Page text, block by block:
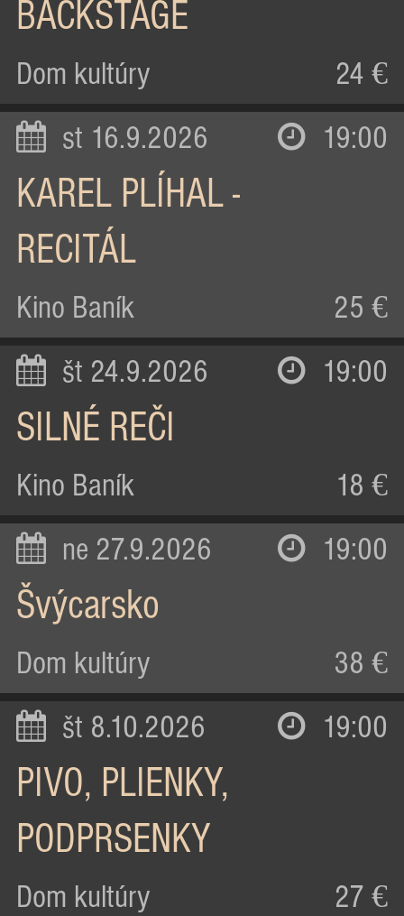
BACKSTAGE
Dom kultúry 24 €
st 16.9.2026 19:00
KAREL PLÍHAL -
RECITÁL
Kino Baník 25 €
št 24.9.2026 19:00
SILNÉ REČI
Kino Baník 18 €
ne 27.9.2026 19:00
Švýcarsko
Dom kultúry 38 €
št 8.10.2026 19:00
PIVO, PLIENKY,
PODPRSENKY
Dom kultúry 27 €